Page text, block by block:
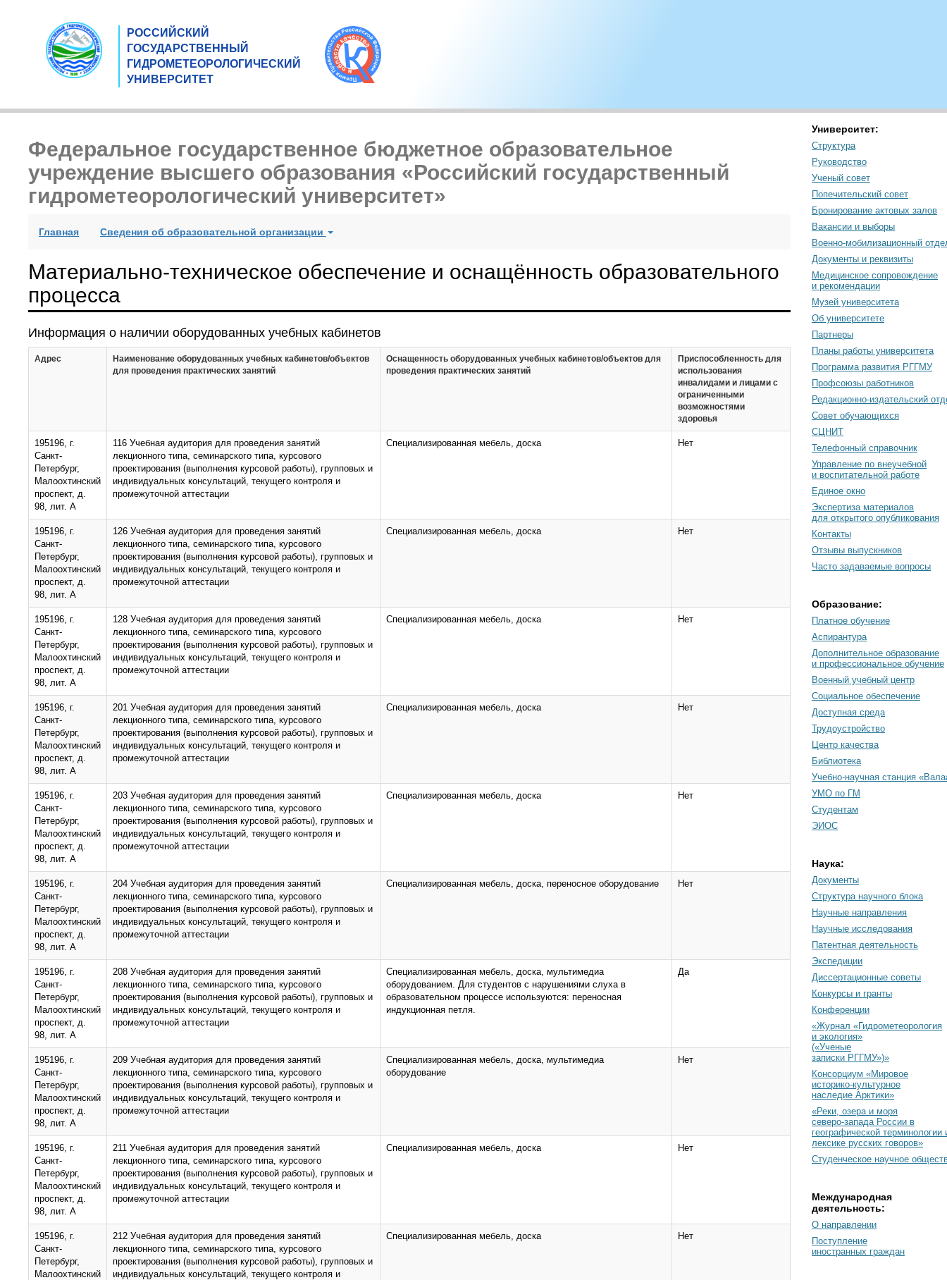
РОССИЙСКИЙ
ГОСУДАРСТВЕННЫЙ
ГИДРОМЕТЕОРОЛОГИЧЕСКИЙ
УНИВЕРСИТЕТ
Федеральное государственное бюджетное образовательное
учреждение высшего образования «Российский государственный
гидрометеорологический университет»
Главная(current)Сведения об образовательной организации
Материально-техническое обеспечение и оснащённость образовательного
процесса
Информация о наличии оборудованных учебных кабинетов
Адрес
Наименование оборудованных учебных кабинетов/объектов
для проведения практических занятий
Оснащенность оборудованных учебных кабинетов/объектов для
проведения практических занятий
Приспособленность для
использования
инвалидами и лицами с
ограниченными
возможностями
здоровья
195196, г.
Санкт-
Петербург,
Малоохтинский
проспект, д.
98, лит. А
116 Учебная аудитория для проведения занятий
лекционного типа, семинарского типа, курсового
проектирования (выполнения курсовой работы), групповых и
индивидуальных консультаций, текущего контроля и
промежуточной аттестации
Специализированная мебель, доска Нет
195196, г.
Санкт-
Петербург,
Малоохтинский
проспект, д.
98, лит. А
126 Учебная аудитория для проведения занятий
лекционного типа, семинарского типа, курсового
проектирования (выполнения курсовой работы), групповых и
индивидуальных консультаций, текущего контроля и
промежуточной аттестации
Специализированная мебель, доска Нет
195196, г.
Санкт-
Петербург,
Малоохтинский
проспект, д.
98, лит. А
128 Учебная аудитория для проведения занятий
лекционного типа, семинарского типа, курсового
проектирования (выполнения курсовой работы), групповых и
индивидуальных консультаций, текущего контроля и
промежуточной аттестации
Специализированная мебель, доска Нет
195196, г.
Санкт-
Петербург,
Малоохтинский
проспект, д.
98, лит. А
201 Учебная аудитория для проведения занятий
лекционного типа, семинарского типа, курсового
проектирования (выполнения курсовой работы), групповых и
индивидуальных консультаций, текущего контроля и
промежуточной аттестации
Специализированная мебель, доска Нет
195196, г.
Санкт-
Петербург,
Малоохтинский
проспект, д.
98, лит. А
203 Учебная аудитория для проведения занятий
лекционного типа, семинарского типа, курсового
проектирования (выполнения курсовой работы), групповых и
индивидуальных консультаций, текущего контроля и
промежуточной аттестации
Специализированная мебель, доска Нет
195196, г.
Санкт-
Петербург,
Малоохтинский
проспект, д.
98, лит. А
204 Учебная аудитория для проведения занятий
лекционного типа, семинарского типа, курсового
проектирования (выполнения курсовой работы), групповых и
индивидуальных консультаций, текущего контроля и
промежуточной аттестации
Специализированная мебель, доска, переносное оборудование Нет
195196, г.
Санкт-
Петербург,
Малоохтинский
проспект, д.
98, лит. А
208 Учебная аудитория для проведения занятий
лекционного типа, семинарского типа, курсового
проектирования (выполнения курсовой работы), групповых и
индивидуальных консультаций, текущего контроля и
промежуточной аттестации
Специализированная мебель, доска, мультимедиа
оборудованием. Для студентов с нарушениями слуха в
образовательном процессе используются: переносная
индукционная петля.
Да
195196, г.
Санкт-
Петербург,
Малоохтинский
проспект, д.
98, лит. А
209 Учебная аудитория для проведения занятий
лекционного типа, семинарского типа, курсового
проектирования (выполнения курсовой работы), групповых и
индивидуальных консультаций, текущего контроля и
промежуточной аттестации
Специализированная мебель, доска, мультимедиа
оборудование
Нет
195196, г.
Санкт-
Петербург,
Малоохтинский
проспект, д.
98, лит. А
211 Учебная аудитория для проведения занятий
лекционного типа, семинарского типа, курсового
проектирования (выполнения курсовой работы), групповых и
индивидуальных консультаций, текущего контроля и
промежуточной аттестации
Специализированная мебель, доска Нет
195196, г.
Санкт-
Петербург,
Малоохтинский
212 Учебная аудитория для проведения занятий
лекционного типа, семинарского типа, курсового
проектирования (выполнения курсовой работы), групповых и
индивидуальных консультаций, текущего контроля и
Специализированная мебель, доска Нет
Университет:
Структура
Руководство
Ученый совет
Попечительский совет
Бронирование актовых залов
Вакансии и выборы
Военно-мобилизационный
Документы и реквизиты
Медицинское сопровождение
и рекомендации
Музей университета
Об университете
Партнеры
Планы работы университета
Программа развития РГГМУ
Профсоюзы работников
Редакционно-издательский
Cовет обучающихся
СЦНИТ
Телефонный справочник
Управление по внеучебной
и воспитательной работе
Единое окно
Экспертиза материалов
для открытого опубликования
Контакты
Отзывы выпускников
Часто задаваемые вопросы
Образование:
Платное обучение
Аспирантура
Дополнительное образование
и профессиональное обучение
Военный учебный центр
Социальное обеспечение
Доступная среда
Трудоустройство
Центр качества
Библиотека
Учебно-научная станция
УМО по ГМ
Студентам
ЭИОС
Наука:
Документы
Cтруктура научного блока
Научные направления
Научные исследования
Патентная деятельность
Экспедиции
Диссертационные советы
Конкурсы и гранты
Конференции
«Журнал «Гидрометеорология
и экология»
(«Ученые
записки РГГМУ»)»
Консорциум «Мировое
историко-культурное
наследие Арктики»
«Реки, озера и моря
северо-запада России в
географической терминологии
лексике русских говоров»
Студенческое научное
Международная
деятельность:
О направлении
Поступление
иностранных граждан